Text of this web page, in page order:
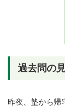
過去問の
昨夜、塾から帰